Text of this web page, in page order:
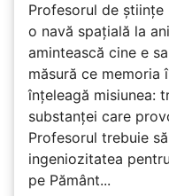
Profesorul de științe
o navă spațială la
amintească cine e
măsură ce memoria
înțeleagă misiunea:
substanței care
Profesorul trebuie
ingeniozitatea
pe Pământ...